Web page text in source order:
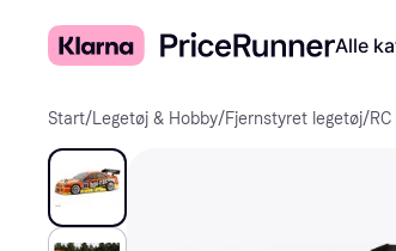
Alle
Start/Legetøj & Hobby/Fjernstyret legetøj/